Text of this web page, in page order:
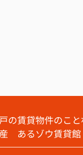
の賃貸物件のこと
あるゾウ賃貸館